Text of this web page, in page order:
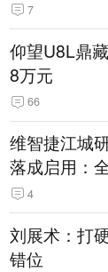
7
仰望U8L鼎
8万元
66
维智捷江城
落成启用：
4
刘展术：打
错位